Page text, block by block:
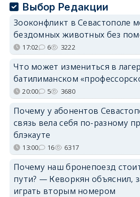
Выбор Редакции
Зооконфликт в Севастополе
бездомных животных без
17:02 6 3222
Что может измениться в
батилиманском
20:00 5 3680
Почему у абонентов
связь вела себя по-разному
блэкауте
13:00 16 6317
Почему наш бронепоезд
пути? — Кеворкян объяснил,
играть вторым номером